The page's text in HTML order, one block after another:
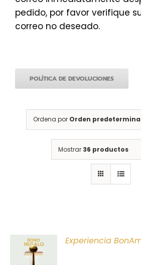
pedido, por favor verifique
correo no deseado.
POLÍTICA DE DEVOLUCIONES
Ordena por Orden
Mostrar 36 productos
Experiencia